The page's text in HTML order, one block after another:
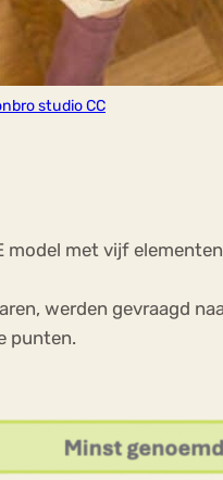
studio CC
met vijf
werden gevraagd
punten.